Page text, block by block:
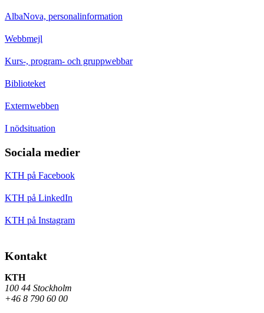
AlbaNova, personalinformation
Webbmejl
Kurs-, program- och gruppwebbar
Biblioteket
Externwebben
I nödsituation
Sociala medier
KTH på Facebook
KTH på LinkedIn
KTH på Instagram
Kontakt
KTH
100 44 Stockholm
+46 8 790 60 00